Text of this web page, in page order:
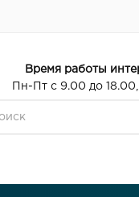
Время работы
Пн-Пт с 9.00 до